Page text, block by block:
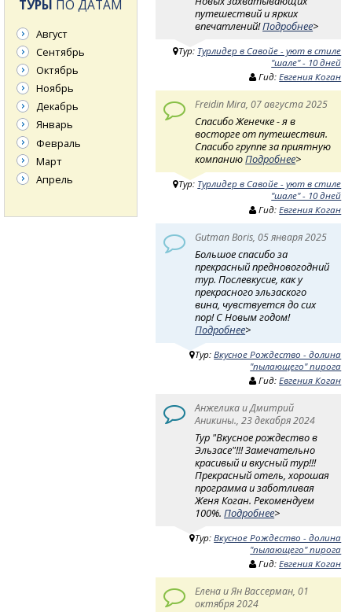
путешествий и ярких
впечатлений!Подробнее>
Тур: Турлидер в Савойе - уют в стиле
"шале" - 10 дней
Гид:Евгения Коган
Freidin Mira, 07 августа 2025
Спасибо Женечке - я в
восторге от путешествия.
Спасибо группе за приятную
компаниюПодробнее>
Тур: Турлидер в Савойе - уют в стиле
"шале" - 10 дней
Гид:Евгения Коган
Gutman Boris, 05 января 2025
Большое спасибо за
прекрасный предновогодний
тур. Послевкусие, как у
прекрасного эльзаского
вина, чувствуется до сих
пор! С Новым годом!
Подробнее>
Тур:Вкусное Рождество - долина
"пылающего" пирога
Гид:Евгения Коган
Анжелика и Дмитрий
Аникины., 23 декабря 2024
Тур "Вкусное рождество в
Эльзасе"!!! Замечательно
красивый и вкусный тур!!!
Прекрасный отель, хорошая
программа и заботливая
Женя Коган. Рекомендуем
100%.Подробнее>
Тур:Вкусное Рождество - долина
"пылающего" пирога
Гид:Евгения Коган
Елена и Ян Вассерман, 01
октября 2024
ТУРЫ ПО ДАТАМ
Август
Сентябрь
Октябрь
Ноябрь
Декабрь
Январь
Февраль
Март
Апрель